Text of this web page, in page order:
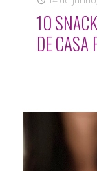
10
DE CASA